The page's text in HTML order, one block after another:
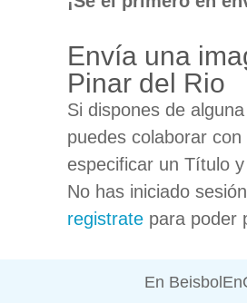
Envía una
Pinar del Rio
Si dispones de
puedes colaborar
especificar un Título
No has iniciado
registrate para poder
En